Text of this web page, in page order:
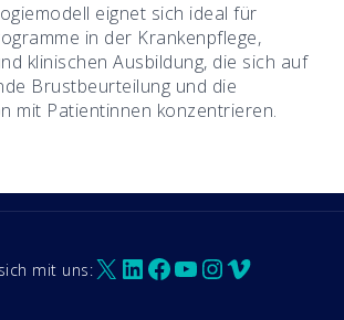
eignet sich ideal für
in der Krankenpflege,
klinischen Ausbildung, die sich auf
Brustbeurteilung und die
mit Patientinnen konzentrieren.
mit uns:X LinkedIn
Facebook
YouTube
Instagram
Vimeo